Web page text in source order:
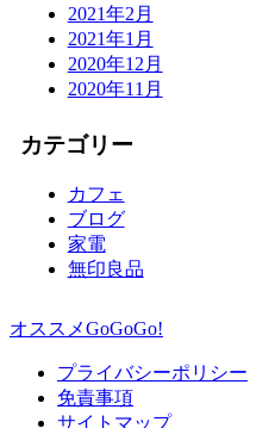
2021年2月
2021年1月
2020年12月
2020年11月
カテゴリー
カフェ
ブログ
家電
無印良品
オススメGoGoGo!
プライバシーポリシー
免責事項
サイトマップ